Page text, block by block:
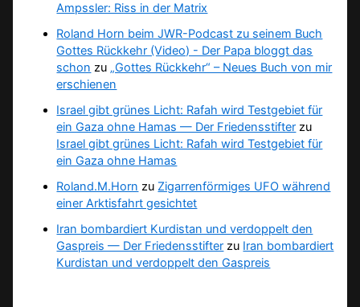
Ampssler: Riss in der Matrix
Roland Horn beim JWR-Podcast zu seinem Buch
Gottes Rückkehr (Video) - Der Papa bloggt das
schon zu „Gottes Rückkehr“ – Neues Buch von mir
erschienen
Israel gibt grünes Licht: Rafah wird Testgebiet für
ein Gaza ohne Hamas — Der Friedensstifter zu
Israel gibt grünes Licht: Rafah wird Testgebiet für
ein Gaza ohne Hamas
Roland.M.Horn zu Zigarrenförmiges UFO während
einer Arktisfahrt gesichtet
Iran bombardiert Kurdistan und verdoppelt den
Gaspreis — Der Friedensstifter zu Iran bombardiert
Kurdistan und verdoppelt den Gaspreis